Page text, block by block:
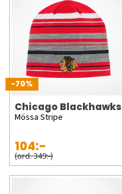
-70%
Chicago Blackhawks
Mössa Stripe
104:-
(ord. 349:-)